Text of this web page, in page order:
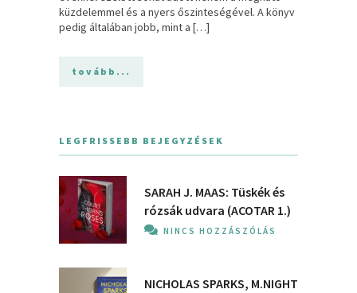
küzdelemmel és a nyers őszinteségével. A könyv
pedig általában jobb, mint a […]
tovább...
LEGFRISSEBB BEJEGYZÉSEK
SARAH J. MAAS: Tüskék és
rózsák udvara (ACOTAR 1.)
NINCS HOZZÁSZÓLÁS
NICHOLAS SPARKS, M.NIGHT